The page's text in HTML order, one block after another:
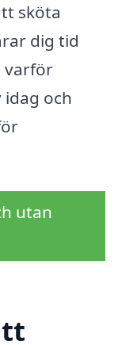
sköta
dig tid
varför
idag och
utan